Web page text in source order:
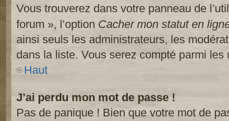
Vous trouverez dans votre panneau de
forum », l’option Cacher mon statut en
ainsi seuls les administrateurs, les
dans la liste. Vous serez compté parmi
Haut
J’ai perdu mon mot de passe !
Pas de panique ! Bien que votre mot de